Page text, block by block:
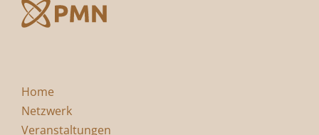
Home
Netzwerk
Veranstaltungen